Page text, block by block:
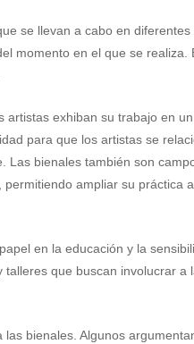
se llevan a cabo en
momento en el que se
exhiban su trabajo en
para que los artistas se
bienales también son
ampliar su práctica
en la educación y la
que buscan involucrar
bienales. Algunos